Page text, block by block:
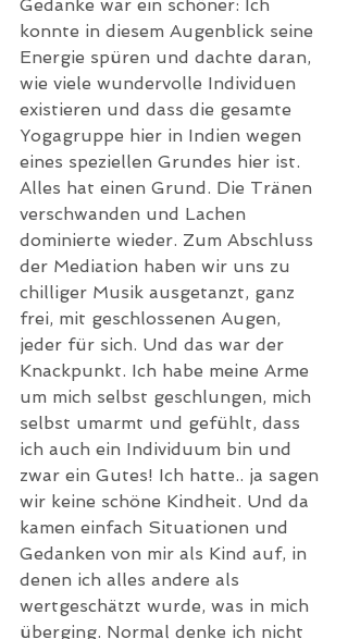
Gedanke war ein schöner: Ich
konnte in diesem Augenblick seine
Energie spüren und dachte daran,
wie viele wundervolle Individuen
existieren und dass die gesamte
Yogagruppe hier in Indien wegen
eines speziellen Grundes hier ist.
Alles hat einen Grund. Die Tränen
verschwanden und Lachen
dominierte wieder. Zum Abschluss
der Mediation haben wir uns zu
chilliger Musik ausgetanzt, ganz
frei, mit geschlossenen Augen,
jeder für sich. Und das war der
Knackpunkt. Ich habe meine Arme
um mich selbst geschlungen, mich
selbst umarmt und gefühlt, dass
ich auch ein Individuum bin und
zwar ein Gutes! Ich hatte.. ja sagen
wir keine schöne Kindheit. Und da
kamen einfach Situationen und
Gedanken von mir als Kind auf, in
denen ich alles andere als
wertgeschätzt wurde, was in mich
überging. Normal denke ich nicht